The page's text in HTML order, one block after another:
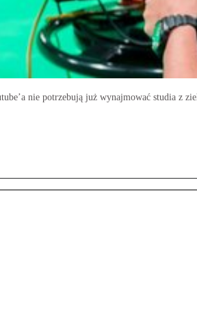
nie potrzebują już wynajmować studia z